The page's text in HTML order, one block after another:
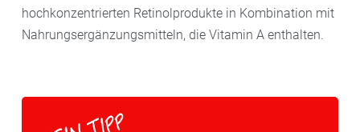
hochkonzentrierten Retinolprodukte in Kombination mit
Nahrungsergänzungsmitteln, die Vitamin A enthalten.